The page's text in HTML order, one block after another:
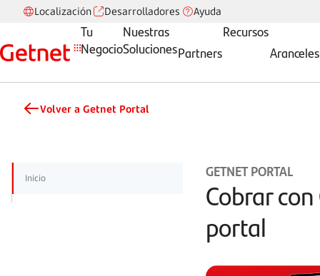
Tu
Negocio
Nuestras
SolucionesPartners
Recursos
Aranceles
Localización Desarrolladores Ayuda
Volver a Getnet Portal
Inicio Cobrar con QR desde el
GETNET PORTAL
Cobrar
portal